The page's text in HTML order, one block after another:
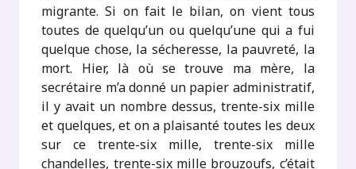
migrante. Si on fait le bilan, on vient tous
toutes de quelqu’un ou quelqu’une qui a fui
quelque chose, la sécheresse, la pauvreté, la
mort. Hier, là où se trouve ma mère, la
secrétaire m’a donné un papier administratif,
il y avait un nombre dessus, trente-six mille
et quelques, et on a plaisanté toutes les deux
sur ce trente-six mille, trente-six mille
chandelles, trente-six mille brouzoufs, c’était